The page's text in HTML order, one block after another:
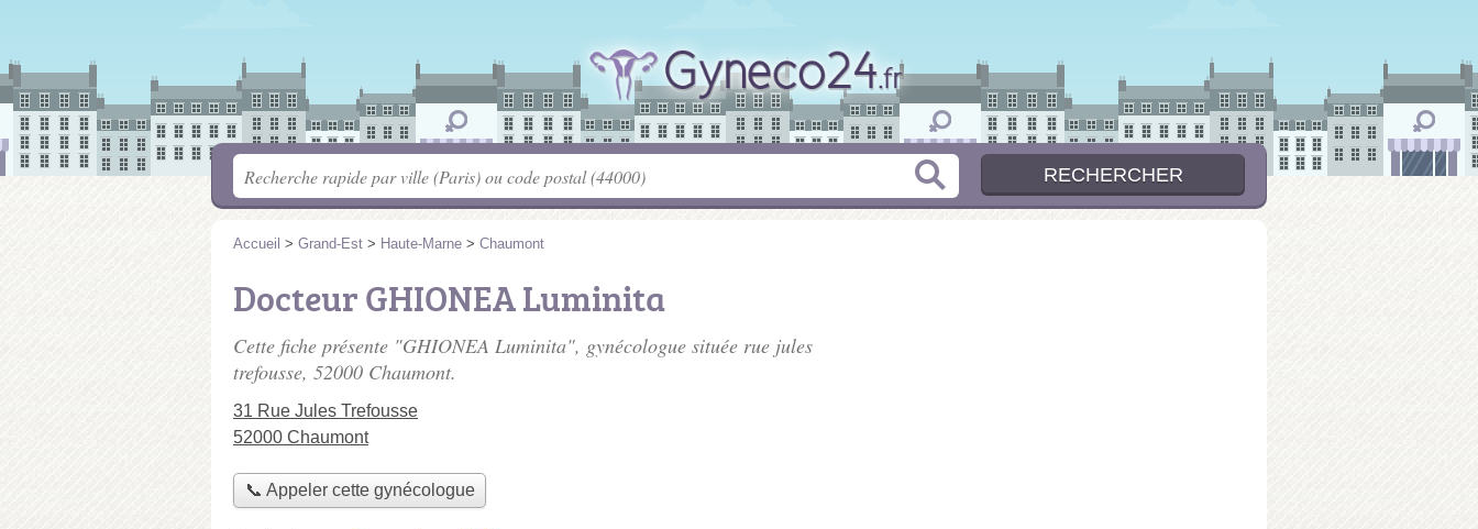
Accueil > Grand-Est > Haute-Marne > Chaumont
Docteur GHIONEA Luminita
Cette fiche présente "GHIONEA Luminita", gynécologue située rue jules
trefousse, 52000 Chaumont.
31 Rue Jules Trefousse
52000 Chaumont
📞 Appeler cette gynécologue